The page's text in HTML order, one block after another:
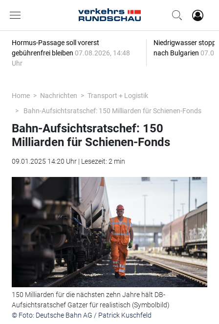
Hormus-Passage soll vorerst
gebührenfrei bleiben 07.08.2026, 14:48
Uhr
Niedrigwasser
nach Bulgarien
Home Nachrichten
Transport + Logistik
Bahn-Aufsichtsratschef: 150 Milliarden für Schienen-Fonds
Bahn-Aufsichtsratschef: 150
Milliarden für Schienen-Fonds
09.01.2025 14:20 Uhr | Lesezeit: 2 min
150 Milliarden für die nächsten zehn Jahre hält DB-
Aufsichtsratschef Gatzer für realistisch (Symbolbild)
© Foto: Deutsche Bahn AG / Patrick Kuschfeld